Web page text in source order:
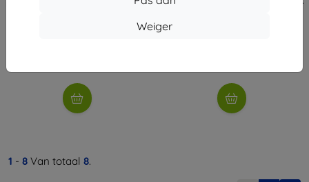
Weiger
Beline siliconen hoes voor Honor
Beline siliconen hoes voor Honor
1 - 8 Van totaal 8.